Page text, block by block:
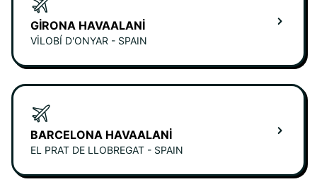
GIRONA HAVAALANI
VILOBÍ D'ONYAR - SPAIN
BARCELONA HAVAALANI
EL PRAT DE LLOBREGAT - SPAIN